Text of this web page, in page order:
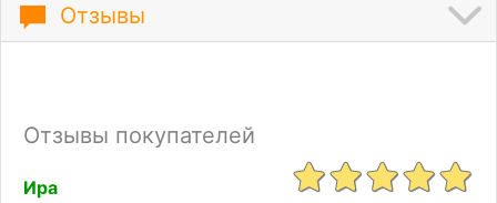
Отзывы
Отзывы покупателей
Ира